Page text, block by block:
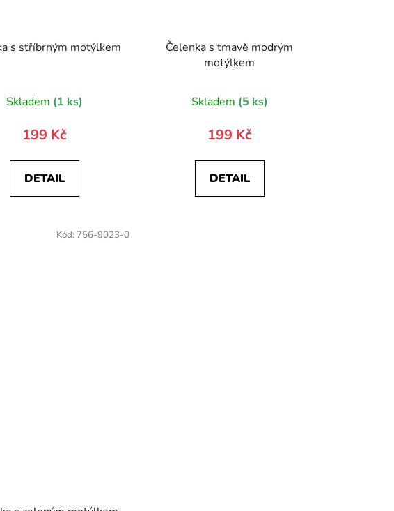
s stříbrným motýlkem
Skladem (1 ks)
199 Kč
DETAIL
Čelenka s tmavě modrým
motýlkem
Skladem (5 ks)
199 Kč
DETAIL
Kód: 756-9023-0